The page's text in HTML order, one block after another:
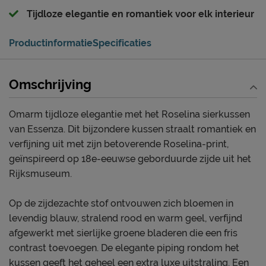
Tijdloze elegantie en romantiek voor elk interieur
ProductinformatieSpecificaties
Omschrijving
Omarm tijdloze elegantie met het Roselina sierkussen
van Essenza. Dit bijzondere kussen straalt romantiek en
verfijning uit met zijn betoverende Roselina-print,
geïnspireerd op 18e-eeuwse geborduurde zijde uit het
Rijksmuseum.
Op de zijdezachte stof ontvouwen zich bloemen in
levendig blauw, stralend rood en warm geel, verfijnd
afgewerkt met sierlijke groene bladeren die een fris
contrast toevoegen. De elegante piping rondom het
kussen geeft het geheel een extra luxe uitstraling. Een